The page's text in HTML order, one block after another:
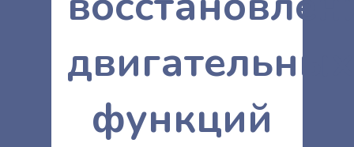
двигательных
функций